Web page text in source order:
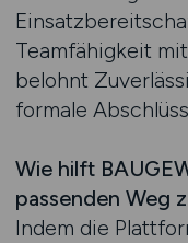
Teamfähigkeit
belohnt
formale
Wie hilft
passenden Weg
Indem die